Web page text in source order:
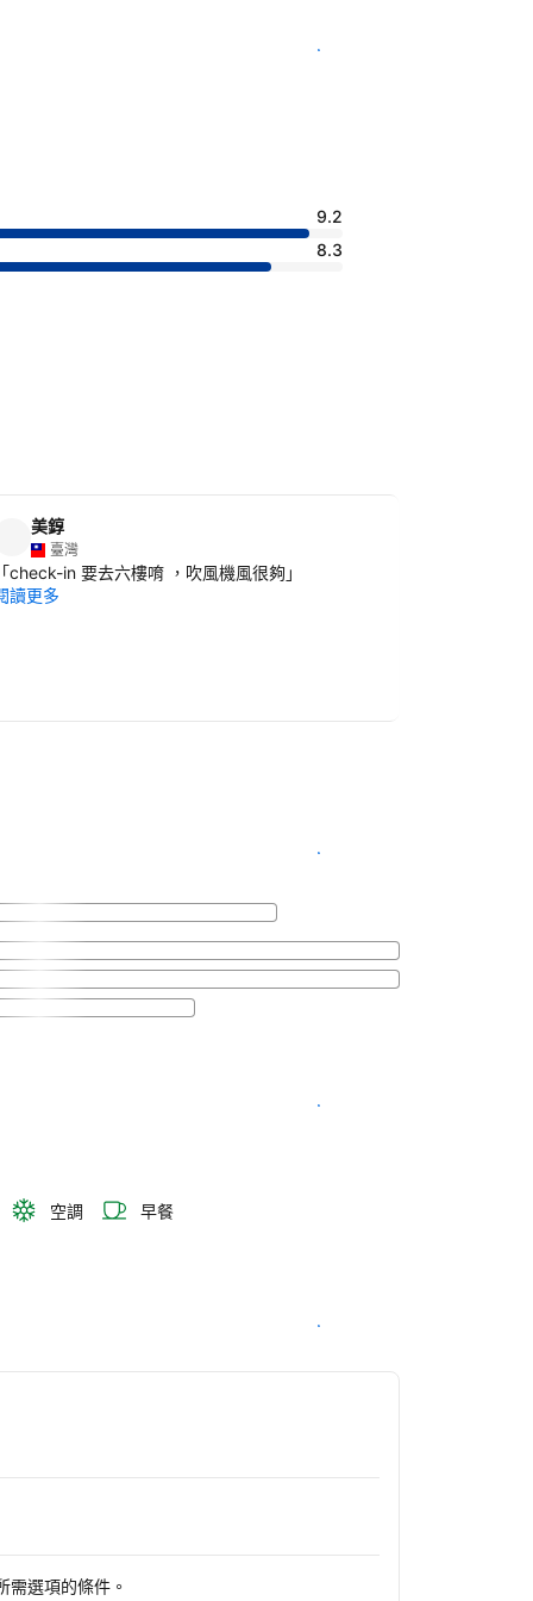
查看客房供應情況
9.2
8.3
美錞
臺灣
「check-in 要去六樓唷 ，吹風機風很夠 」
讀更多
查看客房供應情況
查看客房供應情況
空調 早餐
查看客房供應情況
需選項的條件。